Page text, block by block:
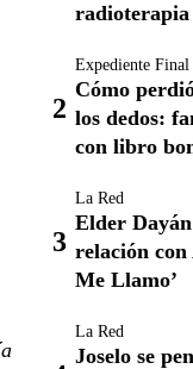
Expediente Final
Cómo
los dedos:
con libro
La Red
Elder
relación con
Me Llamo’
La Red
Joselo se